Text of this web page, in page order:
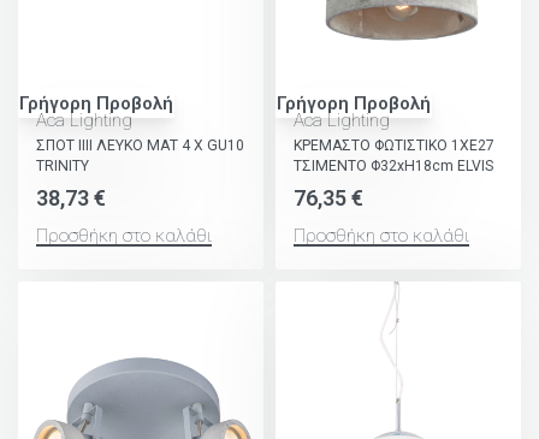
Γρήγορη Προβολή
Aca Lighting
ΣΠΟΤ ΙΙΙΙ ΛΕΥΚΟ ΜΑΤ 4 Χ GU10
TRINITY
38,73€
Προσθήκη στο καλάθι
Γρήγορη Προβολή
Aca Lighting
ΚΡΕΜΑΣΤΟ ΦΩΤΙΣΤΙΚΟ 1ΧΕ27
ΤΣΙΜΕΝΤΟ Φ32xH18cm ELVIS
76,35€
Προσθήκη στο καλάθι